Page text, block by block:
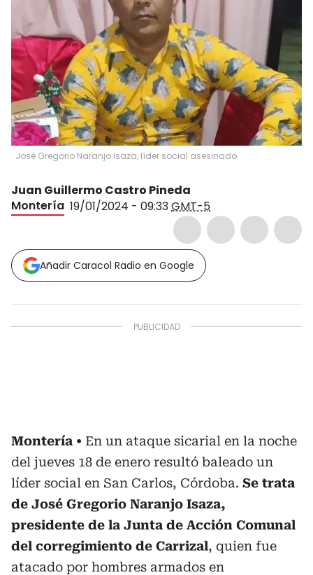
José Gregorio Naranjo Isaza, líder social asesinado.
Juan Guillermo Castro Pineda
Montería 19/01/2024 - 09:33GMT-5
Añadir Caracol Radio en Google
Montería
En un ataque sicarial en la noche
del jueves 18 de enero resultó baleado un
líder social en San Carlos, Córdoba. Se trata
de José Gregorio Naranjo Isaza,
presidente de la Junta de Acción Comunal
del corregimiento de Carrizal, quien fue
atacado por hombres armados en